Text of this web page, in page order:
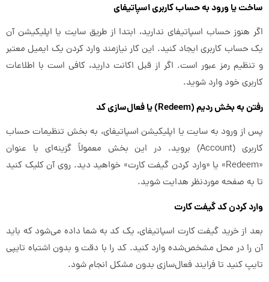
ساخت یا ورود به حساب کاربری اسپاتیفای
اگر هنوز حساب اسپاتیفای ندارید، ابتدا از طریق سایت یا اپلیکیشن آن
یک حساب کاربری ایجاد کنید. این کار نیازمند وارد کردن یک ایمیل معتبر
و تنظیم رمز عبور است. اگر از قبل اکانت دارید، کافی است با اطلاعات
کاربری خود وارد شوید.
رفتن به بخش ردیم (Redeem) یا فعال‌سازی کد
پس از ورود به سایت یا اپلیکیشن اسپاتیفای، به بخش تنظیمات حساب
کاربری (Account) بروید. در این بخش معمولاً گزینه‌ای با عنوان
«Redeem» یا «وارد کردن گیفت کارت» خواهید دید. روی آن کلیک کنید
تا به صفحه موردنظر هدایت شوید.
وارد کردن کد گیفت کارت
بعد از خرید گیفت کارت اسپاتیفای، یک کد به شما داده می‌شود که باید
آن را در محل مشخص‌شده وارد کنید. کد را با دقت و بدون اشتباه تایپی
تایپ کنید تا فرایند فعال‌سازی بدون مشکل انجام شود.